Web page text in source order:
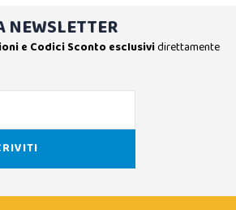
e Codici Sconto esclusividirettamente